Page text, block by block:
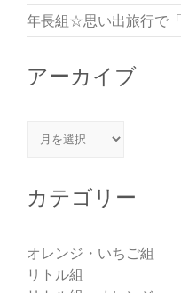
年長組☆思い出旅行で
アーカイブ
アーカイブ
カテゴリー
オレンジ・いちご組
リトル組